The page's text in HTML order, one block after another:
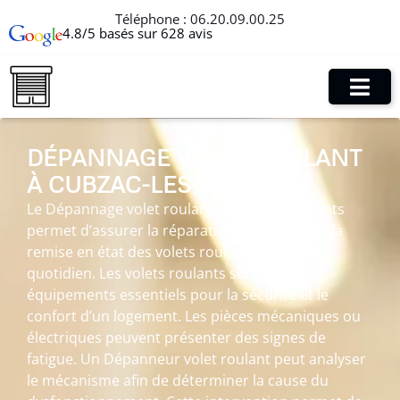
Téléphone : 06.20.09.00.25
4.8/5 basés sur 628 avis
DÉPANNAGE VOLET ROULANT
À CUBZAC-LES-PONTS
Le Dépannage volet roulant à Cubzac-les-Ponts
permet d’assurer la réparation, l’entretien et la
remise en état des volets roulants utilisés au
quotidien. Les volets roulants sont des
équipements essentiels pour la sécurité et le
confort d’un logement. Les pièces mécaniques ou
électriques peuvent présenter des signes de
fatigue. Un Dépanneur volet roulant peut analyser
le mécanisme afin de déterminer la cause du